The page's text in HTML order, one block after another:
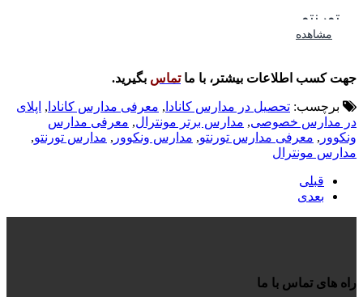
تورنتو
مشاهده
جهت کسب اطلاعات بیشتر، با ماتماس بگیرید.
برچسب: تحصیل در مدارس کانادا , معرفی مدارس کانادا , اپلای
در مدارس خصوصی, مدارس برتر مونترال, معرفی مدارس
ونکوور , معرفی مدارس تورنتو, مدارس ونکوور , مدارس تورنتو,
مدارس مونترال
قبلی
بعدی
راه های تماس با ما